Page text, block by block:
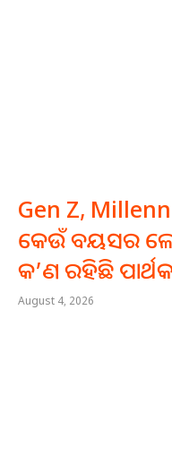
Gen Z,
କେଉଁ ବୟସର
କ’ଣ ରହିଛି
August 4, 2026